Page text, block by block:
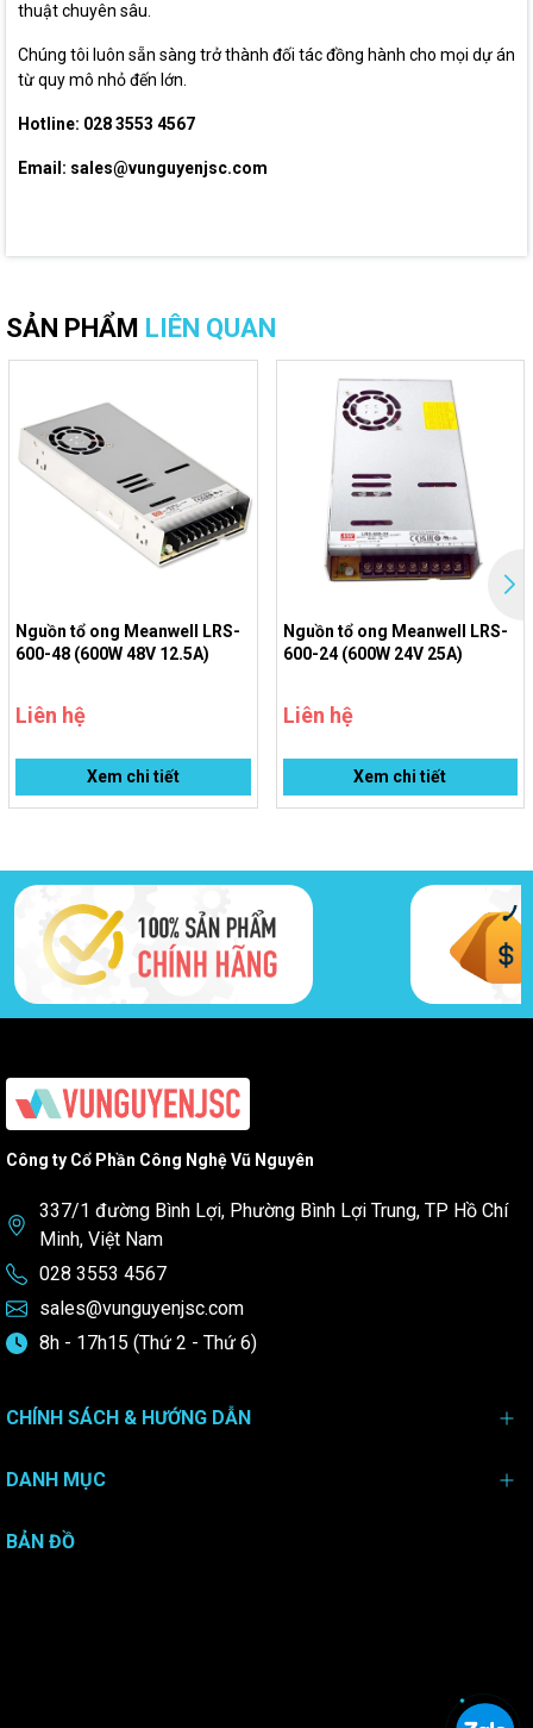
thuật chuyên sâu.
Chúng tôi luôn sẵn sàng trở thành đối tác đồng hành cho mọi dự án
từ quy mô nhỏ đến lớn.
Hotline: 028 3553 4567
Email: sales@vunguyenjsc.com
SẢN PHẨM LIÊN QUAN
Nguồn tổ ong Meanwell LRS-
600-48 (600W 48V 12.5A)
Liên hệ
Xem chi tiết
Nguồn tổ ong Meanwell LRS-
600-24 (600W 24V 25A)
Liên hệ
Xem chi tiết
Công ty Cổ Phần Công Nghệ Vũ Nguyên
337/1 đường Bình Lợi, Phường Bình Lợi Trung, TP Hồ Chí
Minh, Việt Nam
028 3553 4567
sales@vunguyenjsc.com
8h - 17h15 (Thứ 2 - Thứ 6)
CHÍNH SÁCH & HƯỚNG DẪN
DANH MỤC
BẢN ĐỒ